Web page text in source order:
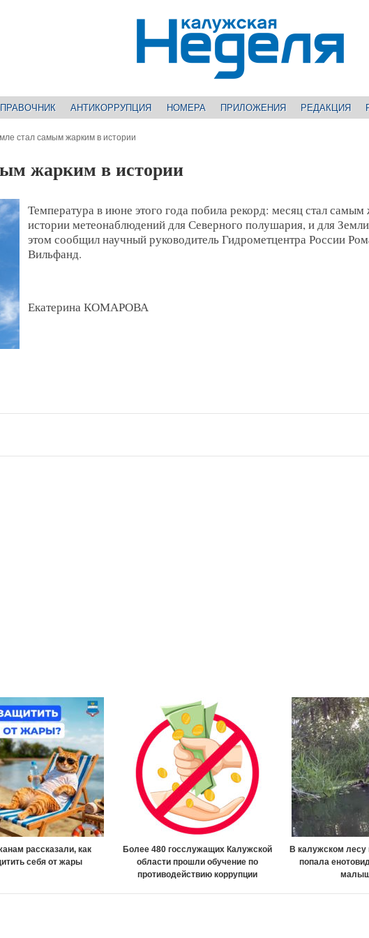
АНТИКОРРУПЦИЯ НОМЕРА ПРИЛОЖЕНИЯ РЕДАКЦИЯ
стал самым жарким в истории
жарким в истории
Температура в июне этого года побила рекорд: месяц стал
истории метеонаблюдений для Северного полушария, и для
этом сообщил научный руководитель Гидрометцентра России
Вильфанд.
Екатерина КОМАРОВА
рассказали, как
себя от жары
Более 480 госслужащих Калужской
области прошли обучение по
противодействию коррупции
В калужском
попала